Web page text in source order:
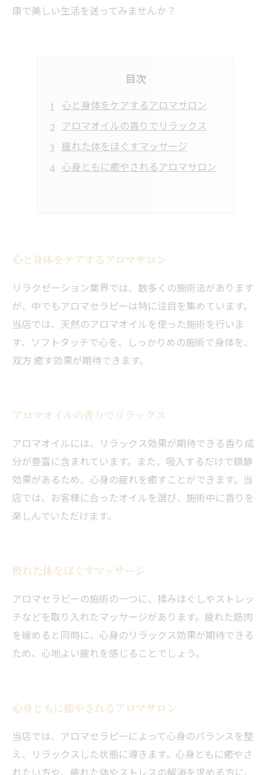
康で美しい生活を送ってみませんか？
目次
心と身体をケアするアロマサロン
アロマオイルの香りでリラックス
疲れた体をほぐすマッサージ
心身ともに癒やされるアロマサロン
心と身体をケアするアロマサロン
リラクゼーション業界では、数多くの施術法があります
が、中でもアロマセラピーは特に注目を集めています。
当店では、天然のアロマオイルを使った施術を行いま
す、ソフトタッチで心を、しっかりめの施術で身体を、
双方 癒す効果が期待できます。
アロマオイルの香りでリラックス
アロマオイルには、リラックス効果が期待できる香り成
分が豊富に含まれています。また、吸入するだけで鎮静
効果があるため、心身の疲れを癒すことができます。当
店では、お客様に合ったオイルを選び、施術中に香りを
楽しんでいただけます。
疲れた体をほぐすマッサージ
アロマセラピーの施術の一つに、揉みほぐしやストレッ
チなどを取り入れたマッサージがあります。疲れた筋肉
を緩めると同時に、心身のリラックス効果が期待できる
ため、心地よい疲れを感じることでしょう。
心身ともに癒やされるアロマサロン
当店では、アロマセラピーによって心身のバランスを整
え、リラックスした状態に導きます。心身ともに癒やさ
れたい方や、疲れた体やストレスの解消を求める方に、